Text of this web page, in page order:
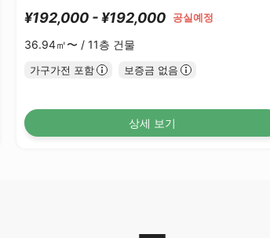
¥192,000 - ¥192,000 공실예정
36.94㎡〜 /11층 건물
가구가전 포함 보증금 없음
상세 보기